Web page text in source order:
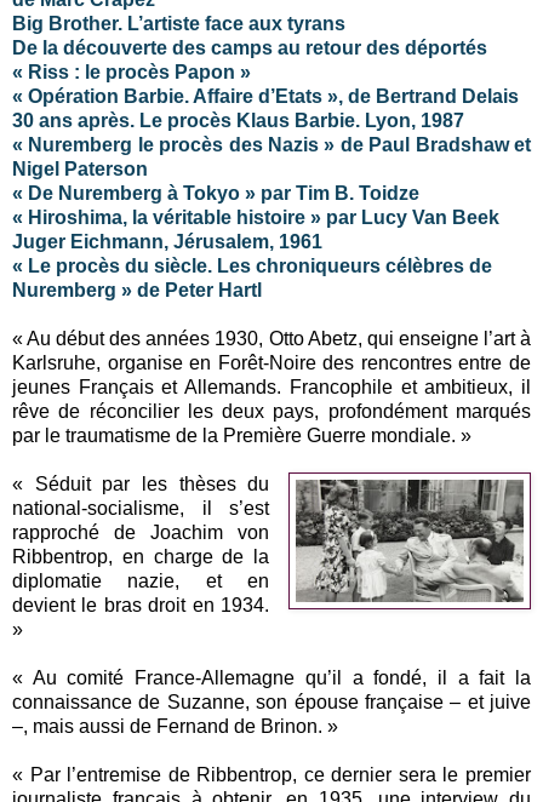
Big Brother. L’artiste face aux tyrans
De la découverte des camps au retour des déportés
« Riss : le procès Papon »
« Opération Barbie. Affaire d’Etats », de Bertrand Delais
30 ans après. Le procès Klaus Barbie. Lyon, 1987
« Nuremberg le procès des Nazis » de Paul Bradshaw et
Nigel Paterson
« De Nuremberg à Tokyo » par Tim B. Toidze
« Hiroshima, la véritable histoire » par Lucy Van Beek
Juger Eichmann, Jérusalem, 1961
« Le procès du siècle. Les chroniqueurs célèbres de
Nuremberg » de Peter Hartl
« Au début des années 1930, Otto Abetz, qui enseigne l’art à
Karlsruhe, organise en Forêt-Noire des rencontres entre de
jeunes Français et Allemands. Francophile et ambitieux, il
rêve de réconcilier les deux pays, profondément marqués
par le traumatisme de la Première Guerre mondiale. »
« Séduit par les thèses du
national-socialisme, il s’est
rapproché de Joachim von
Ribbentrop, en charge de la
diplomatie nazie, et en
devient le bras droit en 1934.
»
« Au comité France-Allemagne qu’il a fondé, il a fait la
connaissance de Suzanne, son épouse française – et juive
–, mais aussi de Fernand de Brinon. »
« Par l’entremise de Ribbentrop, ce dernier sera le premier